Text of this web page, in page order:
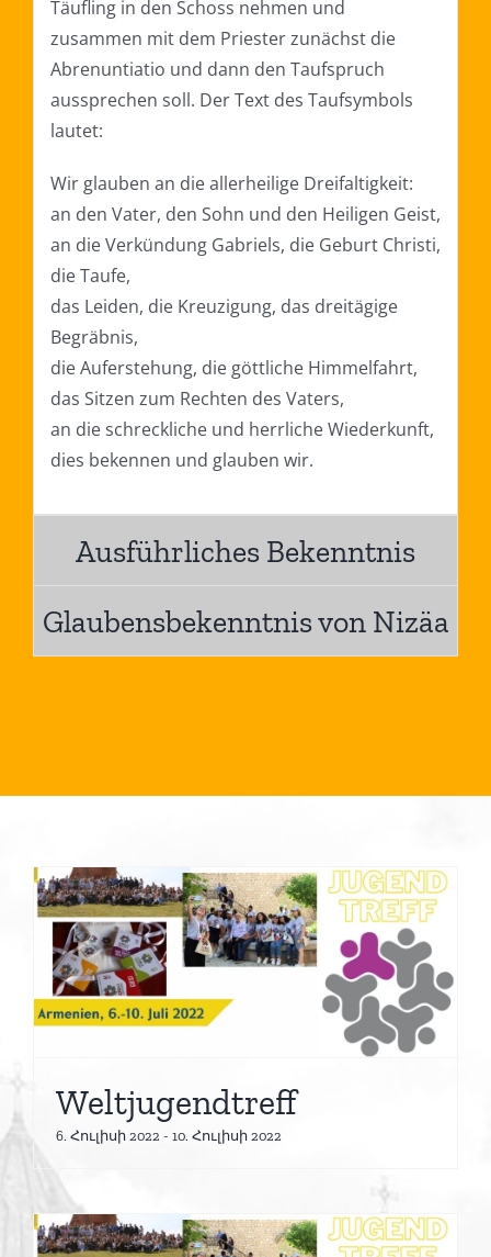
Täufling in den Schoss nehmen und
zusammen mit dem Priester zunächst die
Abrenuntiatio und dann den Taufspruch
aussprechen soll. Der Text des Taufsymbols
lautet:
Wir glauben an die allerheilige Dreifaltigkeit:
an den Vater, den Sohn und den Heiligen Geist,
an die Verkündung Gabriels, die Geburt Christi,
die Taufe,
das Leiden, die Kreuzigung, das dreitägige
Begräbnis,
die Auferstehung, die göttliche Himmelfahrt,
das Sitzen zum Rechten des Vaters,
an die schreckliche und herrliche Wiederkunft,
dies bekennen und glauben wir.
Ausführliches Bekenntnis
Glaubensbekenntnis von Nizäa
Weltjugendtreff
6. Հուլիսի 2022 - 10. Հուլիսի 2022